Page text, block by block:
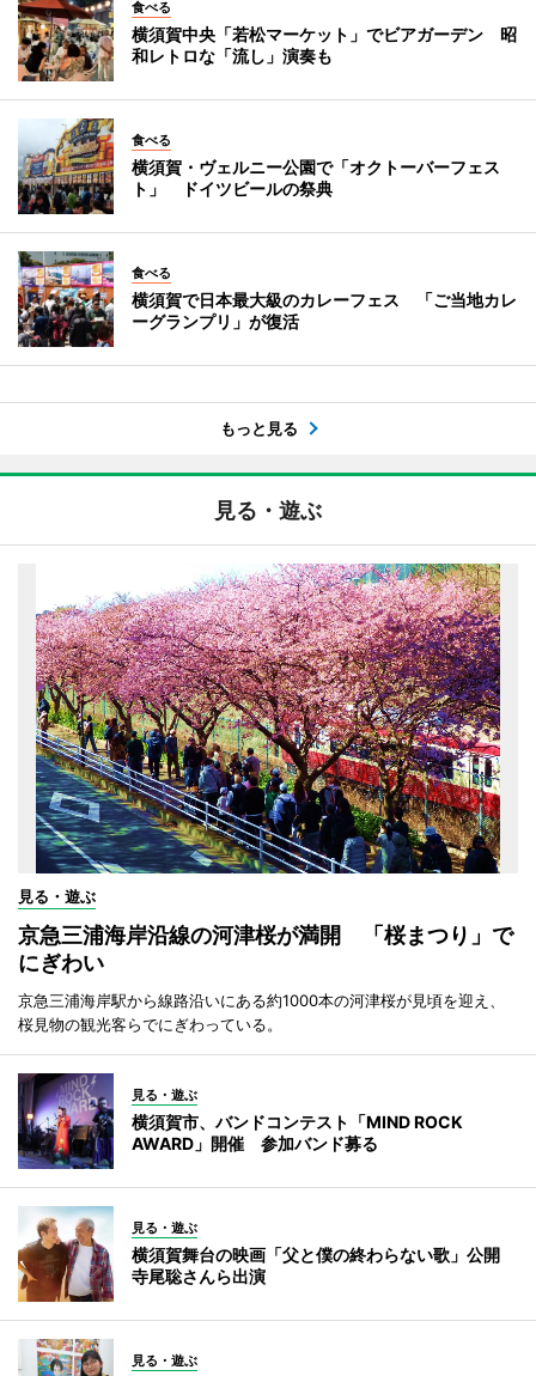
食べる
横須賀中央「若松マーケット」でビアガーデン 昭
和レトロな「流し」演奏も
食べる
横須賀・ヴェルニー公園で「オクトーバーフェス
ト」 ドイツビールの祭典
食べる
横須賀で日本最大級のカレーフェス 「ご当地カレ
ーグランプリ」が復活
もっと見る
見る・遊ぶ
見る・遊ぶ
京急三浦海岸沿線の河津桜が満開 「桜まつり」で
にぎわい
京急三浦海岸駅から線路沿いにある約1000本の河津桜が見頃を迎え、
桜見物の観光客らでにぎわっている。
見る・遊ぶ
横須賀市、バンドコンテスト「MIND ROCK
AWARD」開催 参加バンド募る
見る・遊ぶ
横須賀舞台の映画「父と僕の終わらない歌」公開
寺尾聡さんら出演
見る・遊ぶ